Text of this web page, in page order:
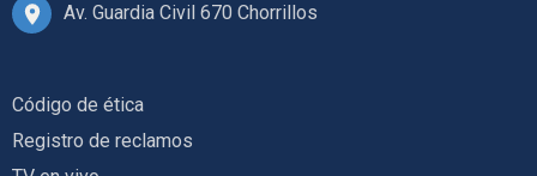
Av. Guardia Civil 670 Chorrillos
Código de ética
Registro de reclamos